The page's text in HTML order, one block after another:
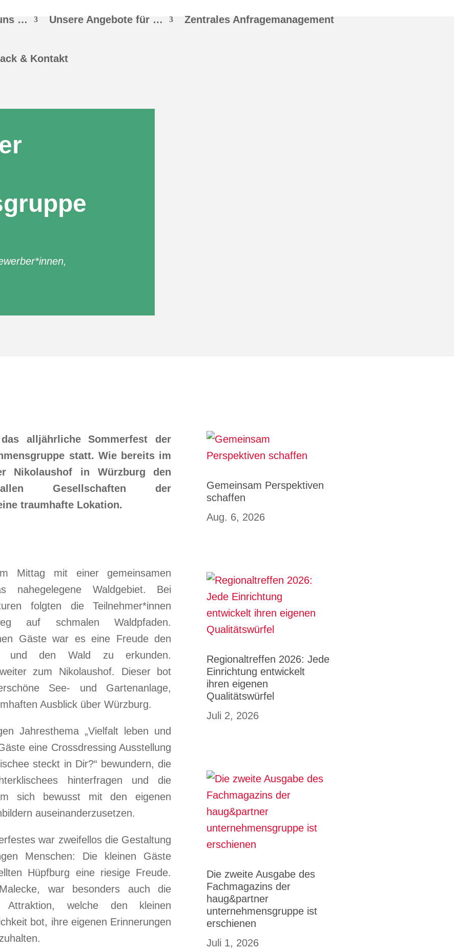
… Unsere Angebote für … Zentrales Anfragemanagement
& Kontakt
,
alljährliche Sommerfest der
statt. Wie bereits im
Nikolaushof in Würzburg den
Gesellschaften der
traumhafte Lokation.
Mittag mit einer gemeinsamen
nahegelegene Waldgebiet. Bei
folgten die Teilnehmer*innen
auf schmalen Waldpfaden.
Gäste war es eine Freude den
und den Wald zu erkunden.
zum Nikolaushof. Dieser bot
See- und Gartenanlage,
Ausblick über Würzburg.
Jahresthema „Vielfalt leben und
eine Crossdressing Ausstellung
steckt in Dir?“ bewundern, die
hinterfragen und die
sich bewusst mit den eigenen
auseinanderzusetzen.
war zweifellos die Gestaltung
Menschen: Die kleinen Gäste
Hüpfburg eine riesige Freude.
war besonders auch die
Attraktion, welche den kleinen
bot, ihre eigenen Erinnerungen
Gemeinsam Perspektiven
schaffen
Aug. 6, 2026
Regionaltreffen 2026: Jede
Einrichtung entwickelt
ihren eigenen
Qualitätswürfel
Juli 2, 2026
Die zweite Ausgabe des
Fachmagazins der
haug&partner
unternehmensgruppe ist
erschienen
Juli 1, 2026